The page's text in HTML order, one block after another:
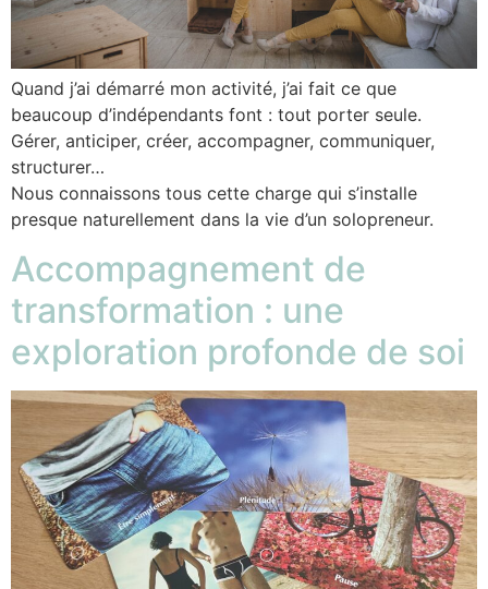
Quand j’ai démarré mon activité, j’ai fait ce que
beaucoup d’indépendants font : tout porter seule.
Gérer, anticiper, créer, accompagner, communiquer,
structurer…
Nous connaissons tous cette charge qui s’installe
presque naturellement dans la vie d’un solopreneur.
Accompagnement de
transformation : une
exploration profonde de soi